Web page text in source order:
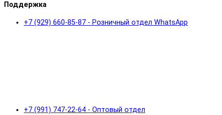
Поддержка
+7 (929) 660-85-87 - Розничный отдел WhatsApp
+7 (991) 747-22-64 - Оптовый отдел